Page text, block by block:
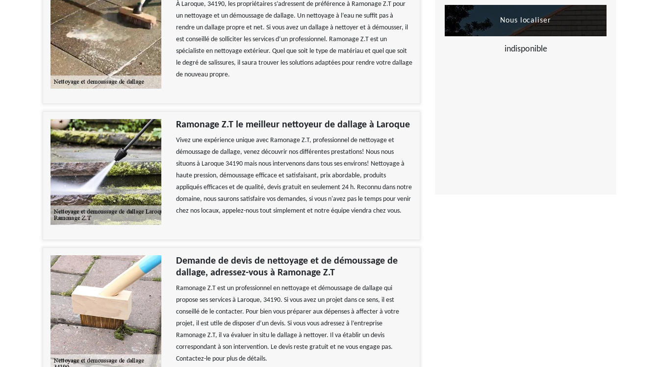
À Laroque, 34190, les propriétaires s’adressent de préférence à Ramonage Z.T pour
un nettoyage et un démoussage de dallage. Un nettoyage à l’eau ne suffit pas à
rendre un dallage propre et net. Si vous avez un dallage à nettoyer et à démousser, il
est conseillé de solliciter les services d’un professionnel. Ramonage Z.T est un
spécialiste en nettoyage extérieur. Quel que soit le type de matériau et quel que soit
le degré de salissures, il saura trouver les solutions adaptées pour rendre votre dallage
de nouveau propre.
Ramonage Z.T le meilleur nettoyeur de dallage à Laroque
Vivez une expérience unique avec Ramonage Z.T, professionnel de nettoyage et
démoussage de dallage, venez découvrir nos différentes prestations! Nous nous
situons à Laroque 34190 mais nous intervenons dans tous ses environs! Nettoyage à
haute pression, démoussage efficace et satisfaisant, prix abordable, produits
appliqués efficaces et de qualité, devis gratuit en seulement 24 h. Reconnu dans notre
domaine, nous saurons satisfaire vos demandes, si vous n'avez pas le temps pour venir
chez nos locaux, appelez-nous tout simplement et notre équipe viendra chez vous.
Demande de devis de nettoyage et de démoussage de
dallage, adressez-vous à Ramonage Z.T
Ramonage Z.T est un professionnel en nettoyage et démoussage de dallage qui
propose ses services à Laroque, 34190. Si vous avez un projet dans ce sens, il est
conseillé de le contacter. Pour bien vous préparer aux dépenses à affecter à votre
projet, il est utile de disposer d’un devis. Si vous vous adressez à l’entreprise
Ramonage Z.T, il va évaluer in situ le dallage à nettoyer. Il va établir un devis
correspondant à son intervention. Le devis reste gratuit et ne vous engage pas.
Contactez-le pour plus de détails.
Nous localiser
indisponible